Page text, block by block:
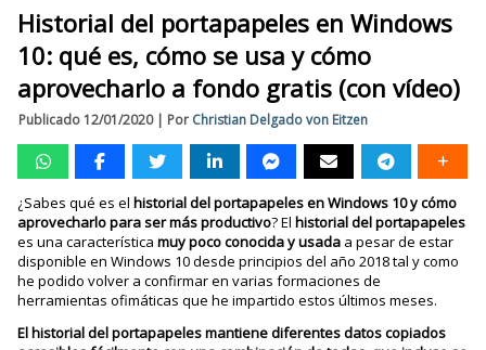
Historial del portapapeles en Windows
10: qué es, cómo se usa y cómo
aprovecharlo a fondo gratis (con vídeo)
Publicado 12/01/2020| Por Christian Delgado von Eitzen
¿Sabes qué es elhistorial del portapapeles en Windows 10 y cómo
aprovecharlo para ser más productivo? Elhistorial del portapapeles
es una característicamuy poco conociday usada a pesar de estar
disponible en Windows 10 desde principios del año 2018 tal y como
he podido volver a confirmar en varias formaciones de
herramientas ofimáticas que he impartido estos últimos meses.
El historial del portapapeles mantiene diferentes datos copiados